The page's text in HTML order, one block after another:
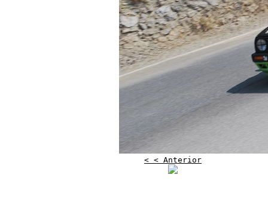
< < Anterior